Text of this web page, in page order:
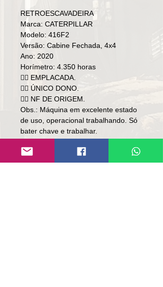
RETROESCAVADEIRA
Marca: CATERPILLAR
Modelo: 416F2
Versão: Cabine Fechada, 4x4
Ano: 2020
Horímetro: 4.350 horas
👉🏻 EMPLACADA.
👉🏻 ÚNICO DONO.
👉🏻 NF DE ORIGEM.
Obs.: Máquina em excelente estado
de uso, operacional trabalhando. Só
bater chave e trabalhar.
Local: RS.
👉🏻SOMENTE À VISTA.